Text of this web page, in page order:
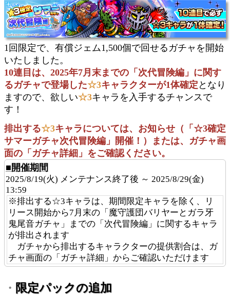
1回限定で、有償ジェム1,500個で回せるガチャを開始
いたしました。
10連目は、2025年7月末までの「次代冒険編」に関す
るガチャで登場した☆3キャラクターが1体確定 となり
ますので、欲しい☆3キャラを入手するチャンスで
す！
排出する☆3キャラについては、お知らせ（「☆3確定
サマーガチャ次代冒険編」開催！）または、ガチャ画
面の「ガチャ詳細」をご確認ください。
■開催期間
2025/8/19(火) メンテナンス終了後 ～ 2025/8/29(金)
13:59
※排出する☆3キャラは、期間限定キャラを除く、リ
リース開始から7月末の「魔守護団バリヤーとガラ牙
鬼尾音ガチャ」までの「次代冒険編」に関するキャラ
が排出されます
ガチャから排出するキャラクターの提供割合は、ガ
チャ画面の「ガチャ詳細」からご確認いただけます
・ 限定パックの追加